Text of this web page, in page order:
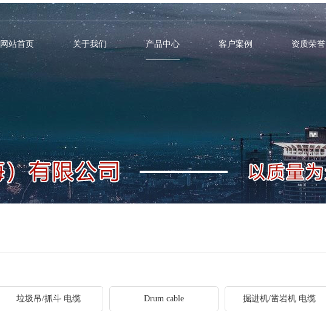
网站首页 关于我们 产品中心 客户案例 资质荣誉
垃圾吊/抓斗 电缆 Drum cable 掘进机/凿岩机 电缆